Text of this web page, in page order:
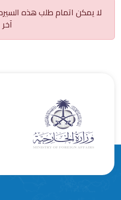
لا يمكن اتمام طلب هذه
آخر